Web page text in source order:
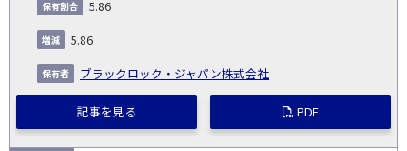
5.86
5.86
ブラックロック・ジャパン株式会社
記事を見る PDF